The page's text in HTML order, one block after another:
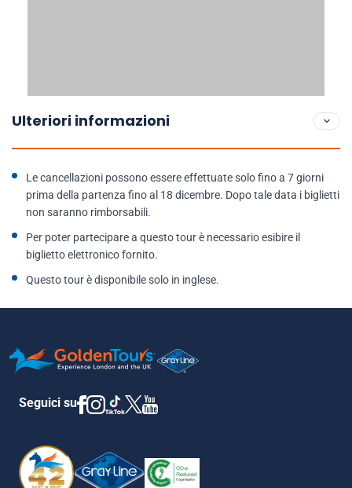
Ulteriori informazioni
Le cancellazioni possono essere effettuate solo fino a 7 giorni
prima della partenza fino al 18 dicembre. Dopo tale data i biglietti
non saranno rimborsabili.
Per poter partecipare a questo tour è necessario esibire il
biglietto elettronico fornito.
Questo tour è disponibile solo in inglese.
Seguici su